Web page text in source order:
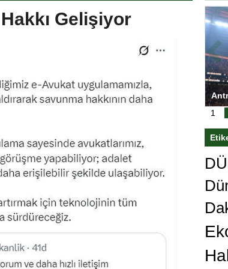
Gelişiyor
Antrenörlüğe ”Hayır” diyen Mertens,
1